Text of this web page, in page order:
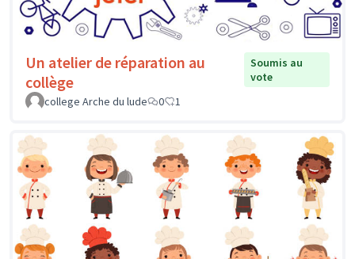
Un atelier de réparation au
collège
Soumis au
vote
college Arche du lude
0 1